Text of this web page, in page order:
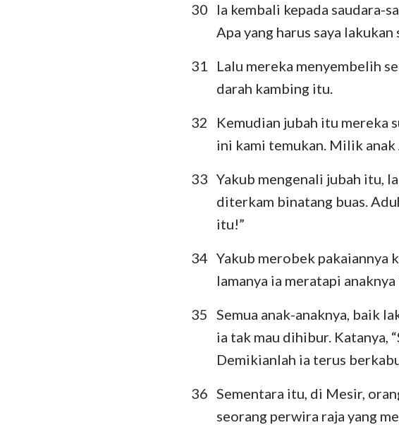
30
Ia kembali kepada saudara-
Apa yang harus saya lakukan
31
Lalu mereka menyembelih
darah kambing itu.
32
Kemudian jubah itu mereka
ini kami temukan. Milik anak
33 Yakub mengenali jubah itu,
diterkam binatang buas.
itu!”
34 Yakub merobek pakaiannya
lamanya ia meratapi
35 Semua anak-anaknya, baik
ia tak mau dihibur. Katanya,
Demikianlah ia terus
36 Sementara itu, di Mesir,
seorang perwira raja yang